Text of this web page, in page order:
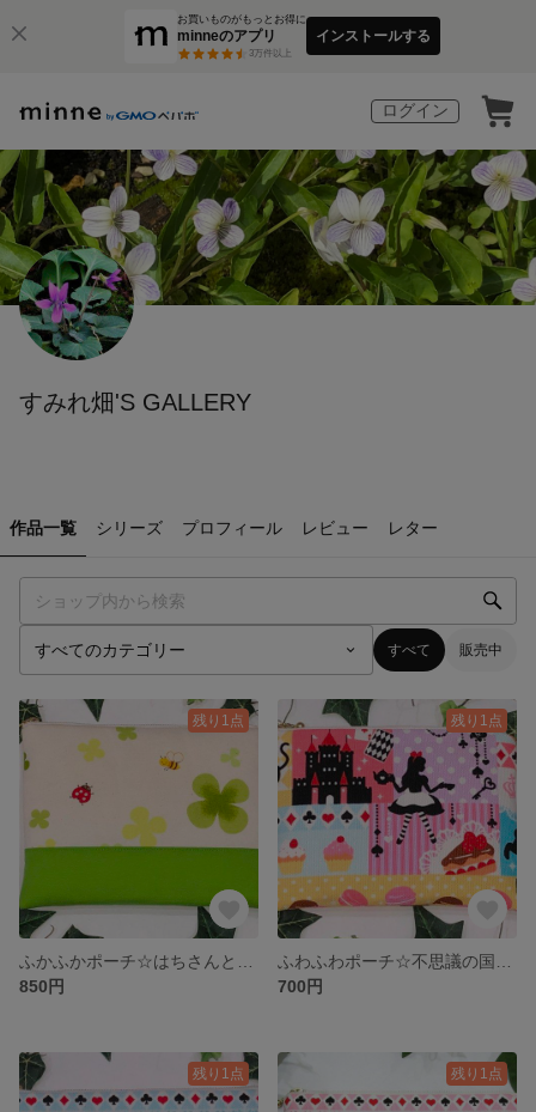
お買いものがもっとお得に
minneのアプリ
3万件以上
インストールする
ログイン
すみれ畑'S GALLERY
作品一覧 シリーズ プロフィール レビュー レター
すべて 販売中
残り1点
850円
残り1点
700円
残り1点 残り1点